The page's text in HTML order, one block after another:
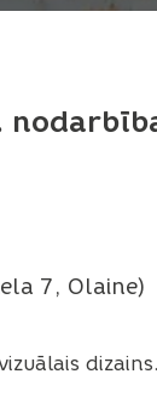
7, Olaine)